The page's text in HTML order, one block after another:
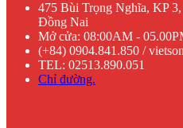
475 Bùi Trọng Nghĩa, KP
Đồng Nai
Mở cửa: 08:00AM -
(+84) 0904.841.850 /
TEL: 02513.890.051
Chỉ đường.